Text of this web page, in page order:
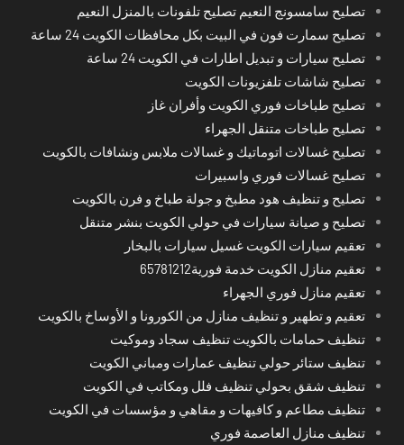
تصليح سامسونج النعيم تصليح تلفونات بالمنزل النعيم
تصليح سمارت فون في البيت بكل محافظات الكويت 24 ساعة
تصليح سيارات و تبديل اطارات في الكويت 24 ساعة
تصليح شاشات تلفزيونات الكويت
تصليح طباخات فوري الكويت وأفران غاز
تصليح طباخات متنقل الجهراء
تصليح غسالات اتوماتيك و غسالات ملابس ونشافات بالكويت
تصليح غسالات فوري واسبيرات
تصليح و تنظيف هود مطبخ و جولة طباخ و فرن بالكويت
تصليح و صيانة سيارات في حولي الكويت بنشر متنقل
تعقيم سيارات الكويت غسيل سيارات بالبخار
تعقيم منازل الكويت خدمة فورية65781212
تعقيم منازل فوري الجهراء
تعقيم و تطهير و تنظيف منازل من الكورونا و الأوساخ بالكويت
تنظيف حمامات بالكويت تنظيف سجاد وموكيت
تنظيف ستائر حولي تنظيف عمارات ومباني الكويت
تنظيف شقق بحولي تنظيف فلل ومكاتب في الكويت
تنظيف مطاعم و كافيهات و مقاهي و مؤسسات في الكويت
تنظيف منازل العاصمة فوري